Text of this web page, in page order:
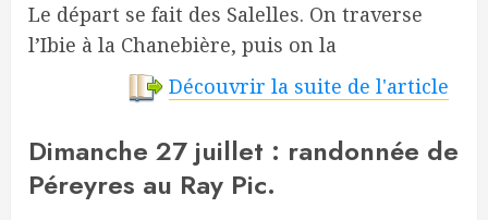
Le départ se fait des Salelles. On traverse
l’Ibie à la Chanebière, puis on la
Découvrir la suite de l'article
Dimanche 27 juillet : randonnée de
Péreyres au Ray Pic.